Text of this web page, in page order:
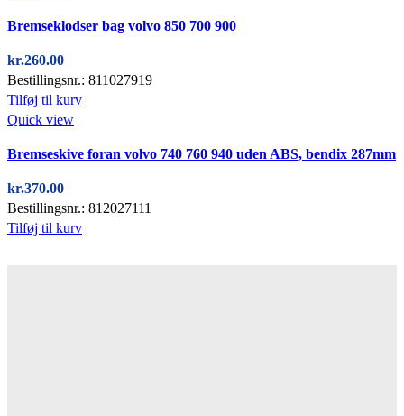
Bremseklodser bag volvo 850 700 900
kr.260.00
Bestillingsnr.: 811027919
Tilføj til kurv
Quick view
Bremseskive foran volvo 740 760 940 uden ABS, bendix 287mm
kr.370.00
Bestillingsnr.: 812027111
Tilføj til kurv